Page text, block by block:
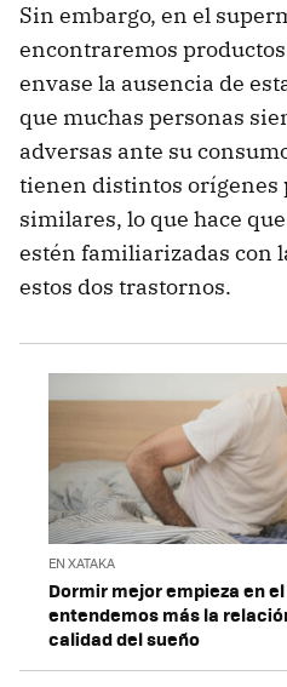
Sin embargo, en el
encontraremos
envase la ausencia de
que muchas personas
adversas ante su
tienen distintos orígenes
similares, lo que hace
estén familiarizadas con
estos dos trastornos.
EN XATAKA
Dormir mejor empieza en
entendemos más la
calidad del sueño